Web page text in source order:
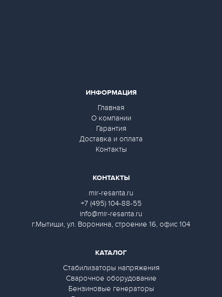
ИНФОРМАЦИЯ
Главная
О компании
Гарантия
Доставка и оплата
Контакты
КАТАЛОГ
Стабилизаторы напряжения
Сварочное оборудование
Бензиновые генераторы
КОНТАКТЫ
mir-resanta.ru
+7 (495) 104-88-55
info@mir-resanta.ru
г.Мытищи, ул. Воронина, строение 16, офис 104